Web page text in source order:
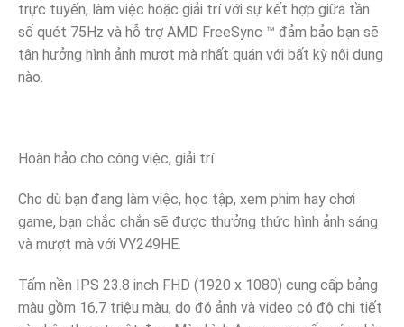
trực tuyến, làm việc hoặc giải trí với sự kết hợp giữa tần
số quét 75Hz và hỗ trợ AMD FreeSync ™ đảm bảo bạn sẽ
tận hưởng hình ảnh mượt mà nhất quán với bất kỳ nội dung
nào.
Hoàn hảo cho công việc, giải trí
Cho dù bạn đang làm việc, học tập, xem phim hay chơi
game, bạn chắc chắn sẽ được thưởng thức hình ảnh sáng
và mượt mà với VY249HE.
Tấm nền IPS 23.8 inch FHD (1920 x 1080) cung cấp bảng
màu gồm 16,7 triệu màu, do đó ảnh và video có độ chi tiết